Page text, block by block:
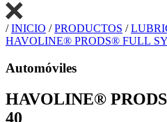
/INICIO /PRODUCTOS /
HAVOLINE® PRODS® FULL
Automóviles
HAVOLINE®
40